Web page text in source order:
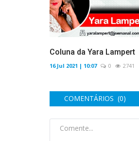
Coluna da Yara Lampert
16 Jul 2021 | 10:07 0 2741
COMENTÁRIOS (0)